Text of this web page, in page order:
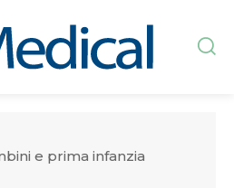
e prima infanzia